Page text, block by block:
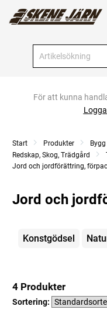
För att kunna
Start Produkter
Redskap, Skog, Trädgård
Jord och jordförättring,
Jord och
Kategorier
Konstgödsel
4 Produkter
Sortering: